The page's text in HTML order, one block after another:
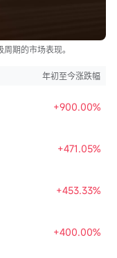
期的市场表现。
年初至今涨跌幅
+900.00%
+471.05%
+453.33%
+400.00%